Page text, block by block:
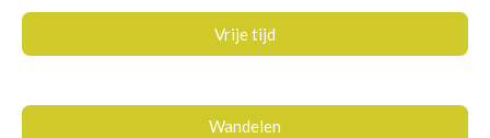
Vrije tijd
Wandelen